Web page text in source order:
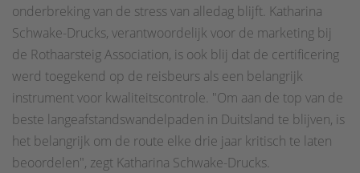
onderbreking van de stress van alledag blijft. Katharina
Schwake-Drucks, verantwoordelijk voor de marketing bij
de Rothaarsteig Association, is ook blij dat de certificering
werd toegekend op de reisbeurs als een belangrijk
instrument voor kwaliteitscontrole. "Om aan de top van de
beste langeafstandswandelpaden in Duitsland te blijven, is
het belangrijk om de route elke drie jaar kritisch te laten
beoordelen", zegt Katharina Schwake-Drucks.